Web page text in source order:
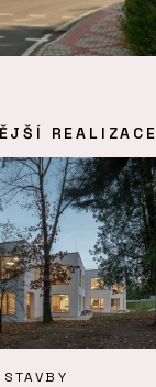
REALIZACE